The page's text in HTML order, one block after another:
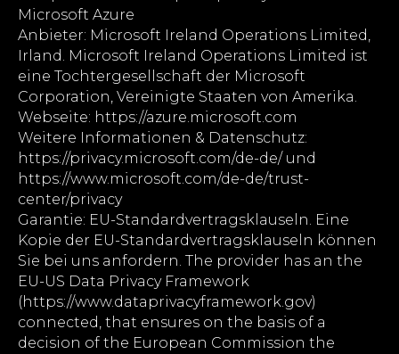
Microsoft Azure
Anbieter: Microsoft Ireland Operations Limited,
Irland. Microsoft Ireland Operations Limited ist
eine Tochtergesellschaft der Microsoft
Corporation, Vereinigte Staaten von Amerika.
Webseite: https://azure.microsoft.com
Weitere Informationen & Datenschutz:
https://privacy.microsoft.com/de-de/ und
https://www.microsoft.com/de-de/trust-
center/privacy
Garantie: EU-Standardvertragsklauseln. Eine
Kopie der EU-Standardvertragsklauseln können
Sie bei uns anfordern. The provider has an the
EU-US Data Privacy Framework
(https://www.dataprivacyframework.gov)
connected, that ensures on the basis of a
decision of the European Commission the